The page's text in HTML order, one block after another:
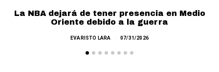
La NBA dejará de tener presencia en Medio
Oriente debido a la guerra
EVARISTO LARA 07/31/2026